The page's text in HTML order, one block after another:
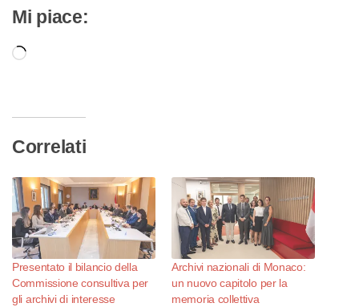
Mi piace:
Caricamento
Correlati
Presentato il bilancio della
Commissione consultiva per
gli archivi di interesse
Archivi nazionali di Monaco:
un nuovo capitolo per la
memoria collettiva